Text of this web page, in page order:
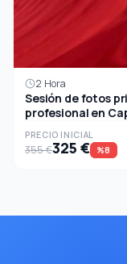
2 Hora
Sesión de fotos
profesional en
PRECIO INICIAL
355 €325 € %8